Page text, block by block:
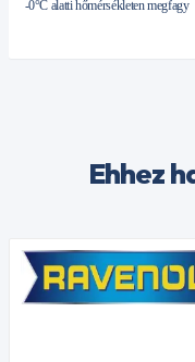
-0°C alatti hőmérsékleten megfagy
Ehhez